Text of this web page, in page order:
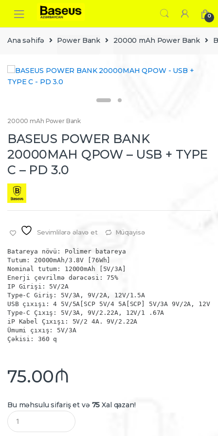
navigation
content
0
Ana səhifə Power Bank 20000 mAh Power Bank
20000 mAh Power Bank
BASEUS POWER BANK
20000MAH QPOW – USB + TYPE
C – PD 3.0
Sevimlilərə əlavə et Müqayisə
Batareya növü: Polimer batareya
Tutum: 20000mAh/3.8V [76Wh]
Nominal tutum: 12000mAh [5V/3A]
Enerji çevrilmə dərəcəsi: 75%
IP Girişi: 5V/2A
Type-C Giriş: 5V/3A, 9V/2A, 12V/1.5A
USB çıxışı: 4 5V/5A[SCP 5V/4 5A[SCP] 5V/3A 9V/2A, 12V
Type-C Çıxış: 5V/3A, 9V/2.22A, 12V/1 .67A
iP Kabel Çıxışı: 5V/2 4A. 9V/2.22A
Ümumi çıxış: 5V/3A
Çəkisi: 360 q
75.00₼
Bu məhsulu sifariş et və 75 Xal qazan!
Q
u